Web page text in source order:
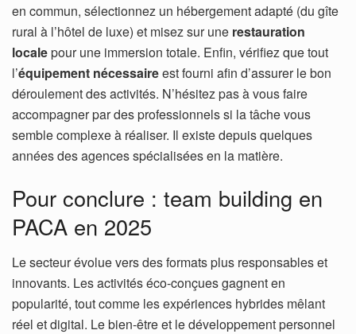
en commun, sélectionnez un hébergement adapté (du gîte
rural à l’hôtel de luxe) et misez sur une restauration
localepour une immersion totale. Enfin, vérifiez que tout
l’équipement nécessaireest fourni afin d’assurer le bon
déroulement des activités. N’hésitez pas à vous faire
accompagner par des professionnels si la tâche vous
semble complexe à réaliser. Il existe depuis quelques
années des agences spécialisées en la matière.
Pour conclure : team building en
PACA en 2025
Le secteur évolue vers des formats plus responsables et
innovants. Les activités éco-conçues gagnent en
popularité, tout comme les expériences hybrides mêlant
réel et digital. Le bien-être et le développement personnel